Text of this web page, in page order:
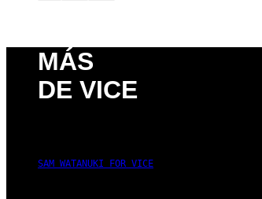
MÁS
DE VICE
SAM WATANUKI FOR VICE